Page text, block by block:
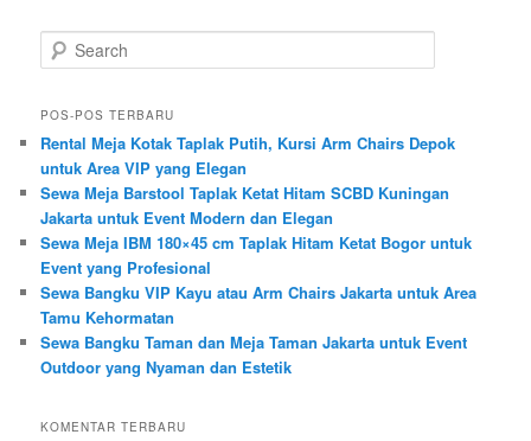
Search
POS-POS TERBARU
Rental Meja Kotak Taplak Putih, Kursi Arm Chairs Depok
untuk Area VIP yang Elegan
Sewa Meja Barstool Taplak Ketat Hitam SCBD Kuningan
Jakarta untuk Event Modern dan Elegan
Sewa Meja IBM 180×45 cm Taplak Hitam Ketat Bogor untuk
Event yang Profesional
Sewa Bangku VIP Kayu atau Arm Chairs Jakarta untuk Area
Tamu Kehormatan
Sewa Bangku Taman dan Meja Taman Jakarta untuk Event
Outdoor yang Nyaman dan Estetik
KOMENTAR TERBARU